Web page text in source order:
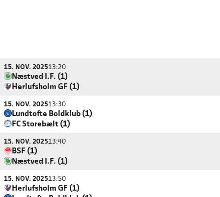
15. NOV. 202513:20
Næstved I.F. (1)
Herlufsholm GF (1)
15. NOV. 202513:30
Lundtofte Boldklub (1)
FC Storebælt (1)
15. NOV. 202513:40
BSF (1)
Næstved I.F. (1)
15. NOV. 202513:50
Herlufsholm GF (1)